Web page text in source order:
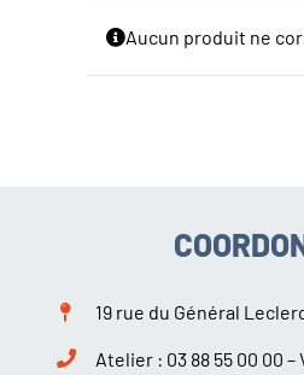
Aucun produit ne
19 rue du Général
Atelier : 03 88 55 00 00 –